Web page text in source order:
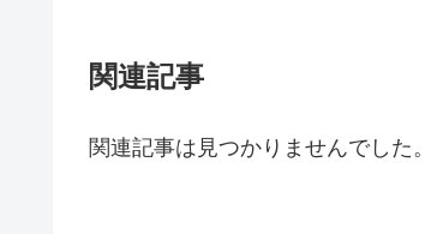
関連記事
関連記事は見つかりませんでした。